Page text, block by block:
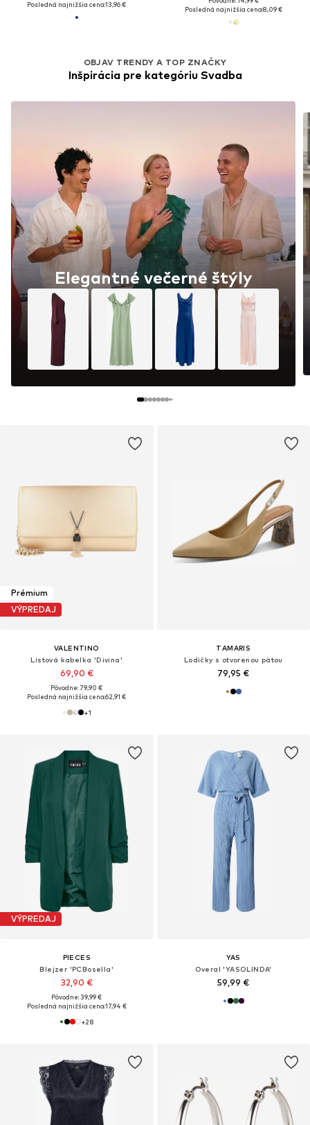
Posledná najnižšia cena:13,96 €
Posledná najnižšia cena:8,09 €
Prémium
VÝPREDAJ
VALENTINO
Listová kabelka 'Divina'
69,90 €
Pôvodne: 79,90 €
Posledná najnižšia cena:62,91 €
+1
OBJAV TRENDY A TOP ZNAČKY
Inšpirácia pre kategóriu Svadba
Elegantné večerné štýly
TAMARIS
Lodičky s otvorenou pätou
79,95 €
VÝPREDAJ
PIECES
Blejzer 'PCBosella'
32,90 €
Pôvodne: 39,99 €
Posledná najnižšia cena:17,94 €
+28
YAS
Overal 'YASOLINDA'
59,99 €